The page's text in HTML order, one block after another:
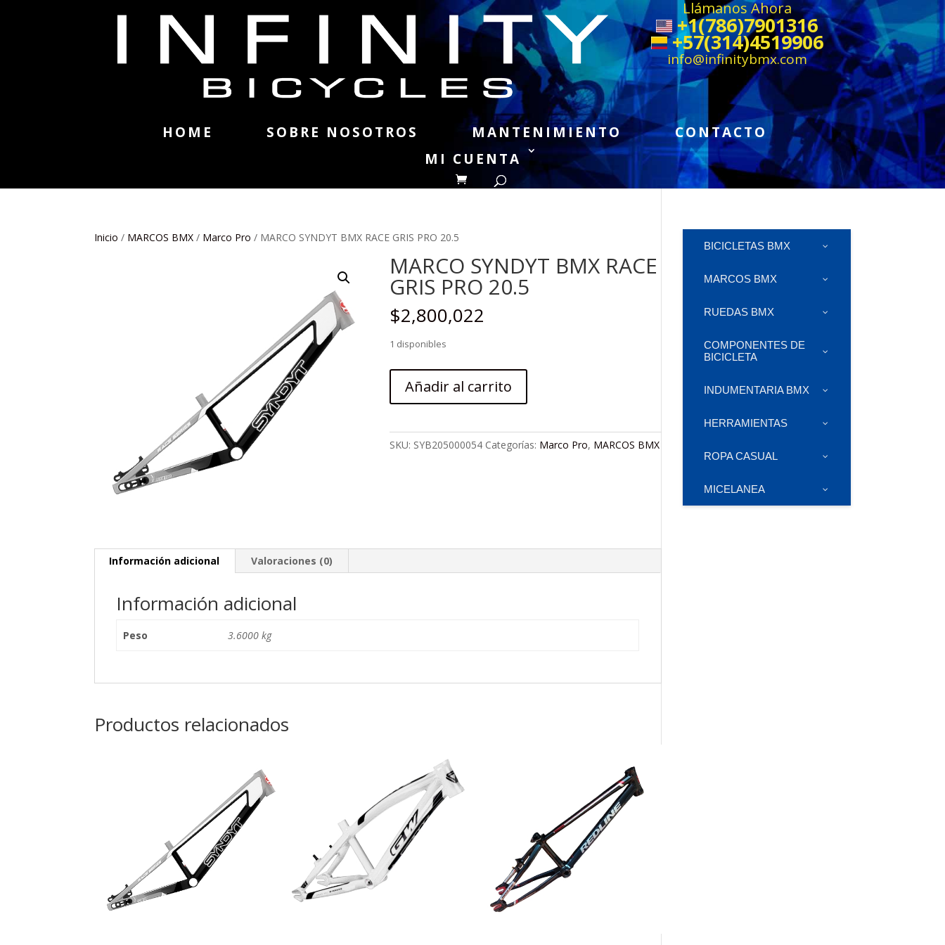
Llámanos Ahora
+1(786)7901316
+57(314)4519906
info@infinitybmx.com
HOME SOBRE NOSOTROS MANTENIMIENTO
CONTACTO
MI CUENTA
Inicio / MARCOS BMX / Marco Pro / MARCO SYNDYT BMX RACE GRIS PRO 20.5
MARCO SYNDYT BMX RACE
GRIS PRO 20.5
$2,800,022
1 disponibles
SYNDYT
BMX
GRIS
Añadir al carrito
SKU: SYB205000054 Categorías: Marco Pro, MARCOS BMX
Información adicional Valoraciones (0)
Información adicional
Peso 3.6000 kg
Productos relacionados
BICICLETAS BMX
MARCOS BMX
RUEDAS BMX
COMPONENTES DE
BICICLETA
INDUMENTARIA BMX
HERRAMIENTAS
ROPA CASUAL
MICELANEA